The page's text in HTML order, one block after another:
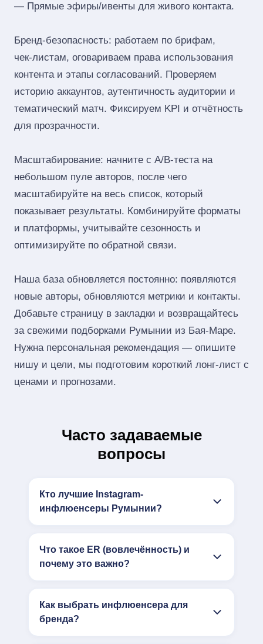
— Прямые эфиры/ивенты для живого контакта.
Бренд‑безопасность: работаем по брифам,
чек‑листам, оговариваем права использования
контента и этапы согласований. Проверяем
историю аккаунтов, аутентичность аудитории и
тематический матч. Фиксируем KPI и отчётность
для прозрачности.
Масштабирование: начните с A/B‑теста на
небольшом пуле авторов, после чего
масштабируйте на весь список, который
показывает результаты. Комбинируйте форматы
и платформы, учитывайте сезонность и
оптимизируйте по обратной связи.
Наша база обновляется постоянно: появляются
новые авторы, обновляются метрики и контакты.
Добавьте страницу в закладки и возвращайтесь
за свежими подборками Румынии из Бая-Маре.
Нужна персональная рекомендация — опишите
нишу и цели, мы подготовим короткий лонг‑лист с
ценами и прогнозами.
Часто задаваемые
вопросы
Кто лучшие Instagram-
инфлюенсеры Румынии?
Что такое ER (вовлечённость) и
почему это важно?
Как выбрать инфлюенсера для
бренда?